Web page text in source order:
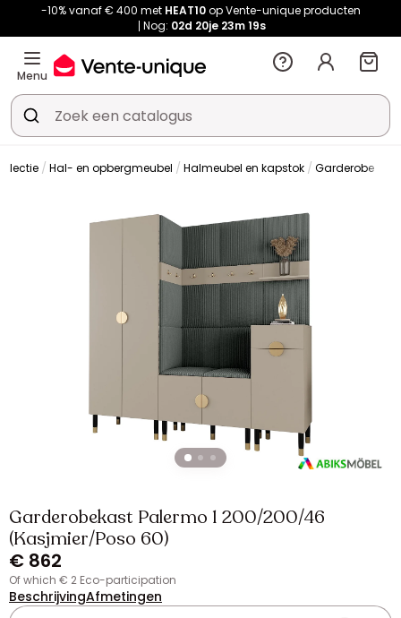
-10% vanaf € 400 met HEAT10op Vente-unique producten
Nog: 02d 20je 23m19s
Menu
Hal- en opbergmeubel Halmeubel en kapstok Garderobe
Garderobekast Palermo 1 200/200/46
(Kasjmier/Poso 60)
€ 862
of which € 2 Eco-participation
BeschrijvingAfmetingen